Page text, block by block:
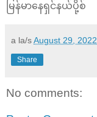
မြန်မာနေရှင်နယ်ပို့စ်
a la/sAugust 29, 2022
Share
No comments: